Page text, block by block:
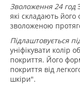
Зволоження 24 год
які складають
зволоженою
Підлаштовується
уніфікувати колір
покриття. Його
покриття від
шкіри".